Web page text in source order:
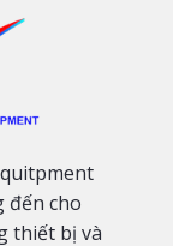
đến cho
thiết bị và